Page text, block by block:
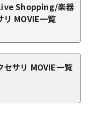
Shopping/楽器
リ MOVIE一覧
セサリ MOVIE一覧